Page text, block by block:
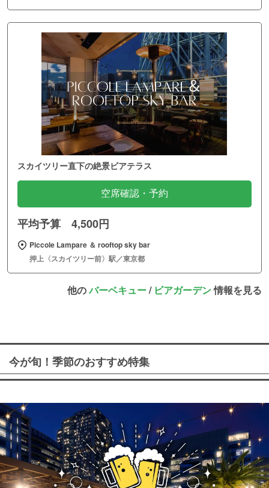
スカイツリー直下の絶景ビアテラス
空席確認・予約
平均予算 4,500円
Piccole Lampare ＆ rooftop sky bar
押上〈スカイツリー前〉駅／東京都
他のバーベキュー/ ビアガーデン情報を見る
今が旬！季節のおすすめ特集